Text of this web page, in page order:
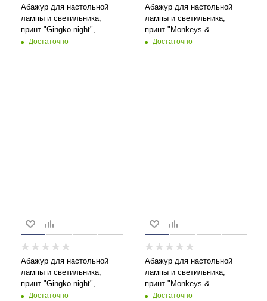
Абажур для настольной
лампы и светильника,
принт "Gingko night",
цилиндр 20 см
Достаточно
Абажур для настольной
лампы и светильника,
принт "Monkeys &
Peaches", цилиндр 20 см
Достаточно
Абажур для настольной
лампы и светильника,
принт "Gingko night",
цилиндр 25 см
Достаточно
Абажур для настольной
лампы и светильника,
принт "Monkeys &
Peaches", цилиндр 25 см
Достаточно